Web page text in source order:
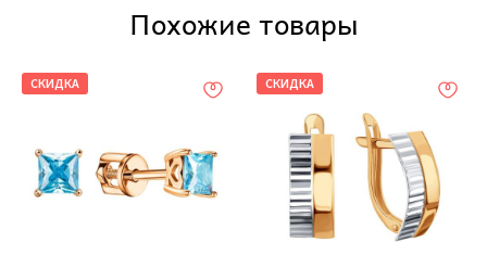
Похожие товары
СКИДКА СКИДКА